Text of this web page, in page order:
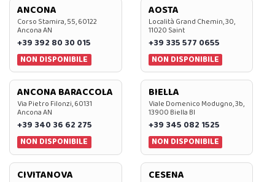
ANCONA
Corso Stamira, 55, 60122
Ancona AN
+39 392 80 30 015
NON DISPONIBILE
AOSTA
Località Grand Chemin, 30,
11020 Saint
+39 335 577 0655
NON DISPONIBILE
ANCONA BARACCOLA
Via Pietro Filonzi, 60131
Ancona AN
+39 340 36 62 275
NON DISPONIBILE
BIELLA
Viale Domenico Modugno, 3b,
13900 Biella BI
+39 345 082 1525
NON DISPONIBILE
CIVITANOVA CESENA